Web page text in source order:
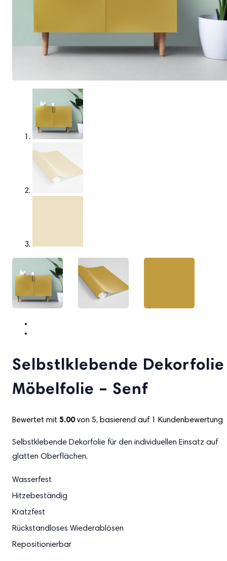
Selbstlklebende Dekorfolie
Möbelfolie – Senf
Bewertet mit 5.00von 5, basierend auf 1 Kundenbewertung
Selbstklebende Dekorfolie für den individuellen Einsatz auf
glatten Oberflächen.
Wasserfest
Hitzebeständig
Kratzfest
Rückstandloses Wiederablösen
Repositionierbar